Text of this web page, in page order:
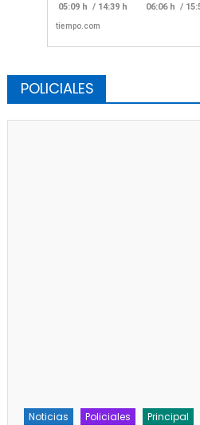
POLICIALES
Noticias Policiales Principal